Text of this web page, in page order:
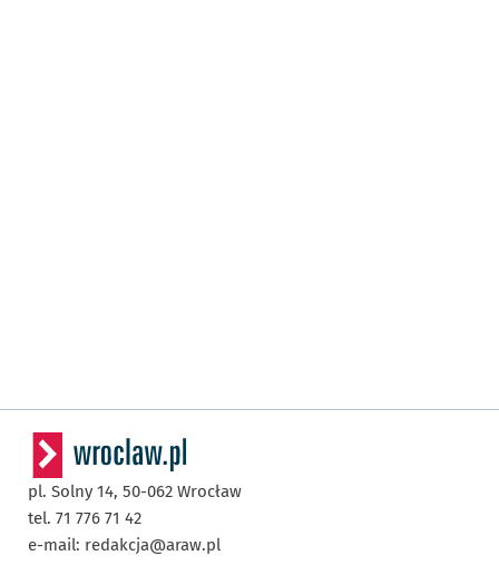
pl. Solny 14, 50-062 Wrocław
tel. 71 776 71 42
e-mail: redakcja@araw.pl